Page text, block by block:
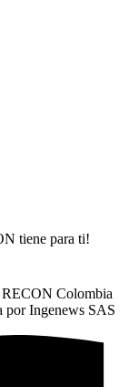
tiene para ti!
RECON Colombia
por Ingenews SAS